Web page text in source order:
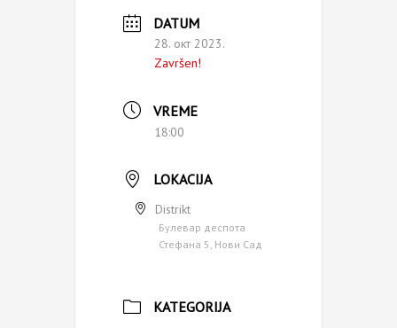
DATUM
28. окт 2023.
Završen!
VREME
18:00
LOKACIJA
Distrikt
Булевар деспота
Стефана 5, Нови Сад
KATEGORIJA